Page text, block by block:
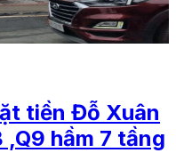
tiền Đỗ Xuân
,Q9 hầm 7 tầng